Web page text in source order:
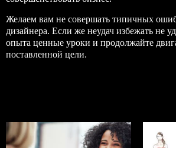
Желаем вам не совершать типичных
дизайнера. Если же неудач избежать не
опыта ценные уроки и продолжайте
поставленной цели.